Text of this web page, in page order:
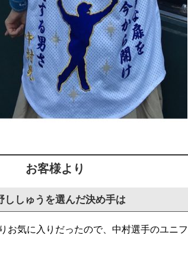
お客様より
ししゅうを選んだ決め手は
お気に入りだったので、中村選手のユニ